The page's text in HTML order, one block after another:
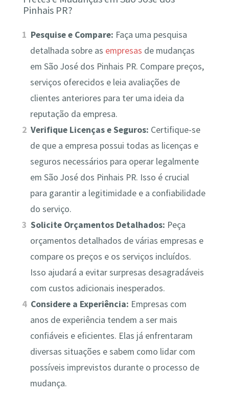
Pinhais PR?
Pesquise e Compare: Faça uma pesquisa
detalhada sobre as empresas de mudanças
em São José dos Pinhais PR. Compare preços,
serviços oferecidos e leia avaliações de
clientes anteriores para ter uma ideia da
reputação da empresa.
Verifique Licenças e Seguros: Certifique-se
de que a empresa possui todas as licenças e
seguros necessários para operar legalmente
em São José dos Pinhais PR. Isso é crucial
para garantir a legitimidade e a confiabilidade
do serviço.
Solicite Orçamentos Detalhados: Peça
orçamentos detalhados de várias empresas e
compare os preços e os serviços incluídos.
Isso ajudará a evitar surpresas desagradáveis
com custos adicionais inesperados.
Considere a Experiência: Empresas com
anos de experiência tendem a ser mais
confiáveis e eficientes. Elas já enfrentaram
diversas situações e sabem como lidar com
possíveis imprevistos durante o processo de
mudança.